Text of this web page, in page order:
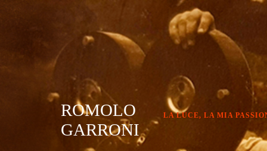
ROMOLO
GARRONI
LA LUCE, LA MIA